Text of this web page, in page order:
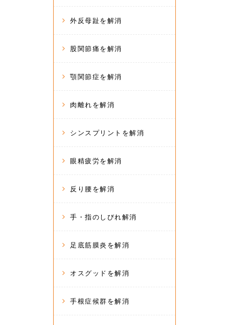
外反母趾を解消
股関節痛を解消
顎関節症を解消
肉離れを解消
シンスプリントを解消
眼精疲労を解消
反り腰を解消
手・指のしびれ解消
足底筋膜炎を解消
オスグッドを解消
手根症候群を解消